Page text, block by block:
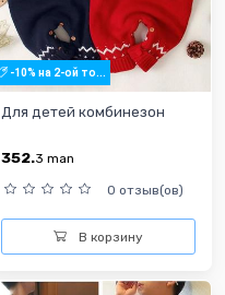
-10% на 2-ой то...
Для детей комбинезон
352.3 man
0 отзыв(ов)
В корзину